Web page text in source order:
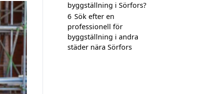
byggställning i Sörfors?
6 Sök efter en
professionell för
byggställning i andra
städer nära Sörfors